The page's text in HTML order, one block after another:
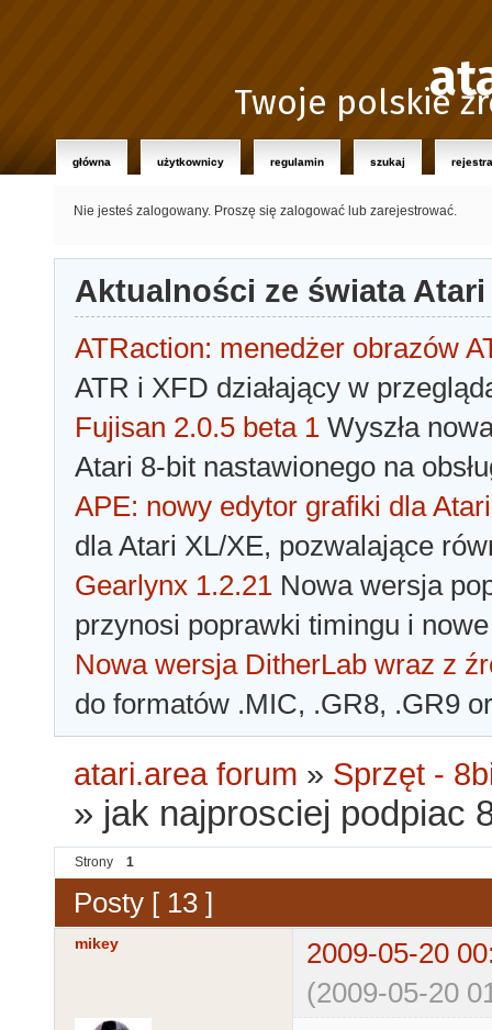
Twoje polskie
główna użytkownicy regulamin szukaj
Nie jesteś zalogowany. Proszę się zalogować lub zarejestrować.
Aktualności ze świata Atari
ATRaction: menedżer obrazów
ATR i XFD działający w
Fujisan 2.0.5 beta 1 Wyszła
Atari 8-bit nastawionego na
APE: nowy edytor grafiki dla Atari
dla Atari XL/XE, pozwalające
Gearlynx 1.2.21 Nowa wersja
przynosi poprawki timingu i
Nowa wersja DitherLab wraz z
do formatów .MIC, .GR8, .GR9
atari.area forum » Sprzęt -
» jak najprosciej podpiac
Strony 1
Posty [ 13 ]
mikey
2009-05-20
(2009-05-20